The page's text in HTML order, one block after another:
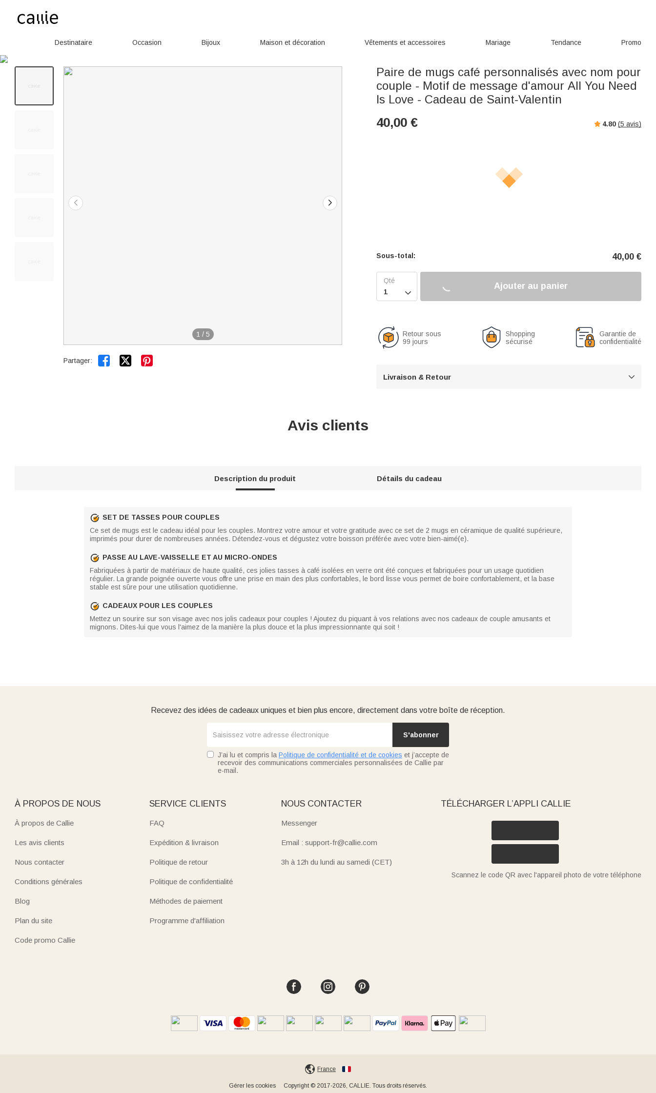
Destinataire Occasion Bijoux Maison et décoration Vêtements et accessoires Mariage Tendance Promo
1 / 5
Partager:  
Paire de mugs café personnalisés avec nom pour
couple - Motif de message d'amour All You Need
Is Love - Cadeau de Saint-Valentin
40,00 € 4.80 (5 avis)
Sous-total: 40,00 €

Ajouter au panier
Retour sous
99 jours
Shopping
sécurisé
Garantie de
confidentialité
Livraison & Retour 
Avis clients
Description du produit Détails du cadeau
SET DE TASSES POUR COUPLES
Ce set de mugs est le cadeau idéal pour les couples. Montrez votre amour et votre gratitude avec ce set de 2 mugs en céramique de qualité supérieure,
imprimés pour durer de nombreuses années. Détendez-vous et dégustez votre boisson préférée avec votre bien-aimé(e).
PASSE AU LAVE-VAISSELLE ET AU MICRO-ONDES
Fabriquées à partir de matériaux de haute qualité, ces jolies tasses à café isolées en verre ont été conçues et fabriquées pour un usage quotidien
régulier. La grande poignée ouverte vous offre une prise en main des plus confortables, le bord lisse vous permet de boire confortablement, et la base
stable est sûre pour une utilisation quotidienne.
CADEAUX POUR LES COUPLES
Mettez un sourire sur son visage avec nos jolis cadeaux pour couples ! Ajoutez du piquant à vos relations avec nos cadeaux de couple amusants et
mignons. Dites-lui que vous l'aimez de la manière la plus douce et la plus impressionnante qui soit !
Recevez des idées de cadeaux uniques et bien plus encore, directement dans votre boîte de réception.
S'abonner
J’ai lu et compris la Politique de confidentialité et de cookies et j’accepte de
recevoir des communications commerciales personnalisées de Callie par
e-mail.
À PROPOS DE NOUS
À propos de Callie
Les avis clients
Nous contacter
Conditions générales
Blog
Plan du site
Code promo Callie
SERVICE CLIENTS
FAQ
Expédition & livraison
Politique de retour
Politique de confidentialité
Méthodes de paiement
Programme d'affiliation
NOUS CONTACTER
Messenger
Email : support-fr@callie.com
3h à 12h du lundi au samedi (CET)
TÉLÉCHARGER L’APPLI CALLIE
Scannez le code QR avec l'appareil photo de votre téléphone
France
Gérer les cookies Copyright © 2017-2026, CALLIE. Tous droits réservés.